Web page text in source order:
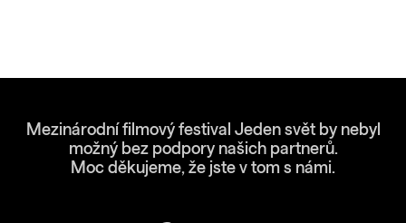
Mezinárodní filmový festival Jeden svět by nebyl
možný bez podpory našich partnerů.
Moc děkujeme, že jste v tom s námi.